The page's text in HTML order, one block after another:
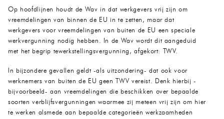
Op hoofdlijnen houdt de Wav in dat werkgevers vrij zijn om
vreemdelingen van binnen de EU in te zetten, maar dat
werkgevers voor vreemdelingen van buiten de EU een speciale
werkvergunning nodig hebben. In de Wav wordt dit aangeduid
met het begrip tewerkstellingsvergunning, afgekort: TWV.
In bijzondere gevallen geldt -als uitzondering- dat ook voor
werknemers van buiten de EU geen TWV vereist. Denk hierbij -
bijvoorbeeld- aan vreemdelingen die beschikken over bepaalde
soorten verblijfsvergunningen waarmee zij meteen vrij zijn om hier
te werken alsmede aan bepaalde categorieën werkzaamheden